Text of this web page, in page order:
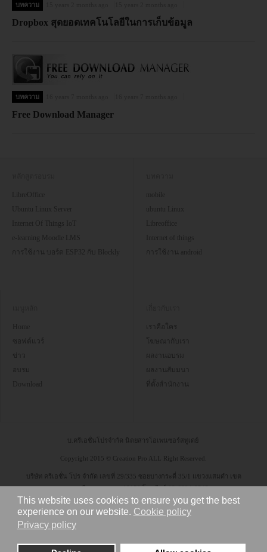
This website uses cookies to ensure you get the best
experience on our website. Cookie policy
Privacy policy
บทความ
Dropbox สุดยอดเทคโนโลยีในการเก็บข้อมูล
บทความ
Free Download Manager
LibreOffice
Ubuntu Linux Server
Internet Of Things IoT
e-learning Moodle LMS
การใช้งาน บอร์ด ESP32 กับ Blockly
mobile
ubuntu Linux
Internet of things
การใช้งาน android
Home
ซอฟต์แวร์
ข่าว
อบรม
Download
เราคือใคร
โฆษณากับเรา
ผลงานอบรม
ผลงานสัมมนา
ที่ตั้งสำนักงาน
บ.ครีเอชั่นโปรจำกัด นิตยสารโอเพนซอร์สทูเดย์
Copyright 2015 © Creation Pro ALL Right Reserved.
บริษัท ครีเอชั่น โปร จำกัด เลขที่ 29/335 ซอยบางกระดี่ 35/1 แขวงแสมดำ เขต
บางขุนเทียน กรุงเทพฯ 10150 โทรศัพท์ 08-6304-9545